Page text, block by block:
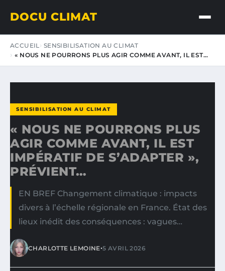
DOCU CLIMAT
ACCUEIL SENSIBILISATION AU CLIMAT
« NOUS NE POURRONS PLUS AGIR COMME AVANT, IL EST…
SENSIBILISATION AU CLIMAT
« NOUS NE POURRONS PLUS
AGIR COMME AVANT, IL EST
IMPÉRATIF DE S’ADAPTER »,
PRÉVIENT…
EN BREF Changement climatique : impacts
divers à l’échelle régionale en France. État des
lieux inédit des conséquences : vagues…
CHARLOTTE LEMOINE•5 AVRIL 2026